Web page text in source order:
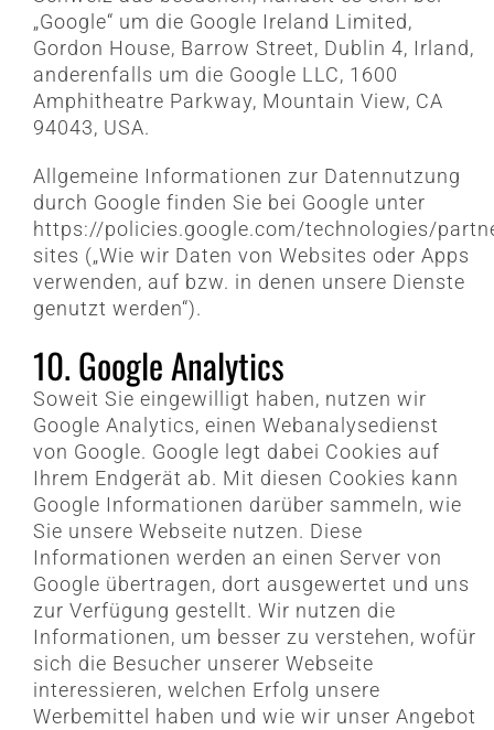
„Google“ um die Google Ireland Limited,
Gordon House, Barrow Street, Dublin 4, Irland,
anderenfalls um die Google LLC, 1600
Amphitheatre Parkway, Mountain View, CA
94043, USA.
Allgemeine Informationen zur Datennutzung
durch Google finden Sie bei Google unter
https://policies.google.com/technologies/
sites („Wie wir Daten von Websites oder Apps
verwenden, auf bzw. in denen unsere Dienste
genutzt werden“).
10. Google Analytics
Soweit Sie eingewilligt haben, nutzen wir
Google Analytics, einen Webanalysedienst
von Google. Google legt dabei Cookies auf
Ihrem Endgerät ab. Mit diesen Cookies kann
Google Informationen darüber sammeln, wie
Sie unsere Webseite nutzen. Diese
Informationen werden an einen Server von
Google übertragen, dort ausgewertet und uns
zur Verfügung gestellt. Wir nutzen die
Informationen, um besser zu verstehen, wofür
sich die Besucher unserer Webseite
interessieren, welchen Erfolg unsere
Werbemittel haben und wie wir unser Angebot